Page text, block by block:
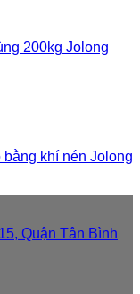
200kg Jolong
khí nén Jolong
Quận Tân Bình